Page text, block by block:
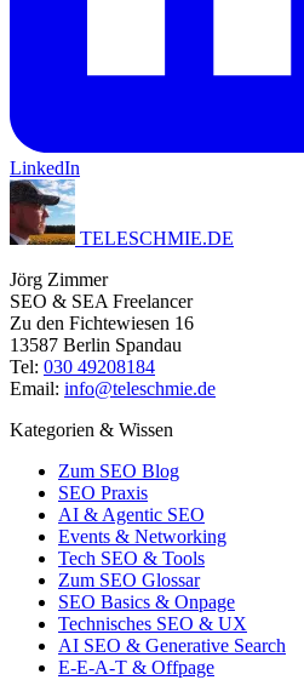
LinkedIn
TELESCHMIE.DE
Jörg Zimmer
SEO & SEA Freelancer
Zu den Fichtewiesen 16
13587 Berlin Spandau
Tel: 030 49208184
Email: info@teleschmie.de
Kategorien & Wissen
Zum SEO Blog
SEO Praxis
AI & Agentic SEO
Events & Networking
Tech SEO & Tools
Zum SEO Glossar
SEO Basics & Onpage
Technisches SEO & UX
AI SEO & Generative Search
E-E-A-T & Offpage